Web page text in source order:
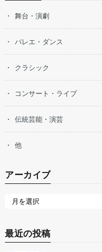
舞台・演劇
バレエ・ダンス
クラシック
コンサート・ライブ
伝統芸能・演芸
他
アーカイブ
最近の投稿